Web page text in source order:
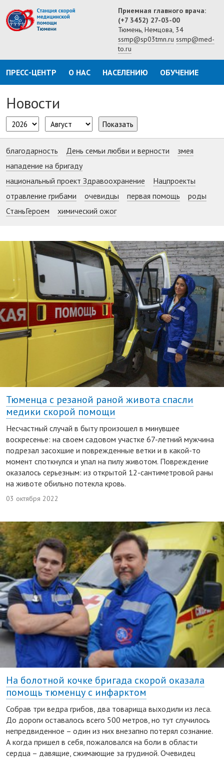
Приемная главного врача:
(+7 3452) 27-03-00
Тюмень, Немцова, 34
ssmp@sp03tmn.ru ssmp@med-
to.ru
ПРЕСС-ЦЕНТР О НАС НАСЕЛЕНИЮ ОБУЧЕНИЕ
Новости
Показать
благодарность День семьи любви и верности
змея
нападение на бригаду
национальный проект Здравоохранение
Нацпроекты
отравление грибами
очевидцы первая помощь
роды
СтаньГероем
химический ожог
Тюменца с резаной раной живота спасли
медики скорой помощи
Несчастный случай в быту произошел в минувшее
воскресенье: на своем садовом участке 67-летний мужчина
подрезал засохшие и поврежденные ветки и в какой-то
момент споткнулся и упал на пилу животом. Повреждение
оказалось серьезным: из открытой 12-сантиметровой раны
на животе обильно потекла кровь.
03 октября 2022
На болотной кочке бригада скорой оказала
помощь тюменцу с инфарктом
Собрав три ведра грибов, два товарища выходили из леса.
До дороги оставалось всего 500 метров, но тут случилось
непредвиденное – один из них внезапно потерял сознание.
А когда пришел в себя, пожаловался на боли в области
сердца – давящие, сжимающие за грудиной. Очевидец